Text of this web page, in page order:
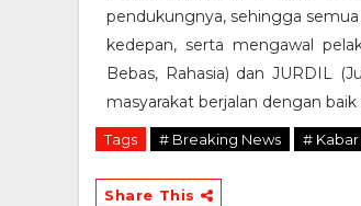
pendukungnya, sehingga
kedepan, serta mengawal
Bebas, Rahasia) dan JURDIL
masyarakat berjalan dengan
Tags # Breaking News #
Share This